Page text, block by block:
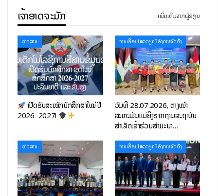
ຍືນຍົງ.
ສູນຝຶກອົບຮົມດິຈິຕອນ ສູນເກົາຫຼີ-ອາຊຽນ ໄດ້ມີການສ້າງຫຼັກສູດ ເຊິ່ງ
ປະກອບມີທັງໝົດ 23 ໂມດູນ ທີ່ຕິດພັນກັບເຕັກໂນໂລຊີດິຈິຕອນ
ທັນສະໄໝ. ໃນນັ້ນໄດ້ແບ່ງອອກເປັນ 02 ຫຼັກສູດບູລິມະສິດຄື: ການ
ພັດທະນາແອັບພລິເຄຊັນແບບຄົບຊຸດ (Full Stack Development)
ແລະ ປັນຍາປະດິດ (AI). ໃນໄລຍະການດໍາເນີນໂຄງການຄາດໝາຍຝຶກ
ອົບຮົມໄດ້ຈໍານວນ 200 ຄົນ, ສູນຝຶກອົບຮົມດິຈິຕອນ ສູນເກົາຫຼີ-ອາຊຽນ
ຈະເປັນອີກໜຶ່ງສູນໃນການສ້າງຊັບພະຍາກອນມະນຸດທາງດ້ານດິຈິຕອນ
ຂອງ ສປປ ລາວ.
ສູນຝຶກອົບຮົມນີ້ ຍັງເປັນການເສີມສ້າງການຮ່ວມມືລະຫວ່າງ ສ.ເກົາຫຼີ –
ສປປ ລາວ ແລະ ສູນດັ່ງກ່າວຈະເປັນແບບຢ່າງການພັດທະນາບຸກຄະລາກອນ
ດິຈິຕອນຕາມຫຼັກສູດຂອງ ສ. ເກົາຫຼີ ເຊິ່ງ ສປປ ລາວ ສາມາດນຳໄປ
ຈັດຕັ້ງປະຕິບັດຕໍ່ໄດ້ໂດຍການປັບປຸງຫລັກສູດຕ່າງໆ ເພື່ອໃຫ້ສາມາດຕອບ
ສະໜອງໄດ້ຕາມຄວາມຕ້ອງການຂອງຕະຫຼາດແຮງງານໃນ ສປປ ລາວ.
ເຈົ້າອາດຈະມັກ ເພີ່ມເຕີມຈາກຜູ້ຂຽນ
ຂ່າວສານ
ເປີດຮັບສະໝັກນັກສຶກສາໃໝ່ ປີ
2026–2027!
ການເຄື່ອນໄຫວວຽກ3ອົງການຈັດຕັ້ງ
ວັນທີ 28.07.2026, ຕາງໜ້າ
ສະຫະພັນແມ່ຍິງຮາກຖານສະຖາບັນ
ສຳເລັດເຂົ້າຮ່ວມສຳມະນາ…
ຂ່າວສານ ການເຄື່ອນໄຫວວຽກ3ອົງການຈັດຕັ້ງ